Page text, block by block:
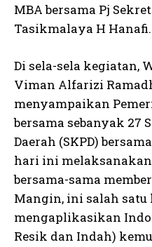
MBA bersama Pj
Tasikmalaya H Hanafi.
Di sela-sela kegiatan,
Viman Alfarizi
menyampaikan
bersama sebanyak 27
Daerah (SKPD)
hari ini
bersama-sama
Mangin, ini salah
mengaplikasikan
Resik dan Indah)